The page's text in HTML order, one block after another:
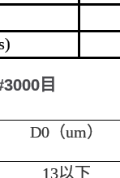
目
D0（um）
13以下